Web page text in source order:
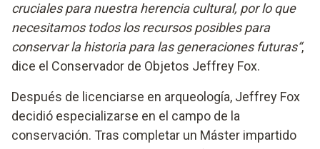
cruciales para nuestra herencia cultural, por lo que
necesitamos todos los recursos posibles para
conservar la historia para las generaciones futuras“,
dice el Conservador de Objetos Jeffrey Fox.
Después de licenciarse en arqueología, Jeffrey Fox
decidió especializarse en el campo de la
conservación. Tras completar un Máster impartido